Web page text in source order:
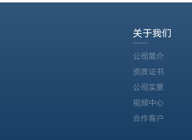
关于我们
公司简介
资质证书
公司实景
视频中心
合作客户